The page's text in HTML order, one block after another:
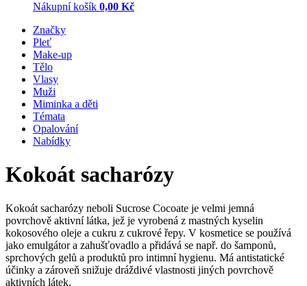
Nákupní košík 0,00 Kč
Značky
Pleť
Make-up
Tělo
Vlasy
Muži
Miminka a děti
Témata
Opalování
Nabídky
Kokoát sacharózy
Kokoát sacharózy neboli Sucrose Cocoate je velmi jemná
povrchově aktivní látka, jež je vyrobená z mastných kyselin
kokosového oleje a cukru z cukrové řepy. V kosmetice se používá
jako emulgátor a zahušťovadlo a přidává se např. do šamponů,
sprchových gelů a produktů pro intimní hygienu. Má antistatické
účinky a zároveň snižuje dráždivé vlastnosti jiných povrchově
aktivních látek.